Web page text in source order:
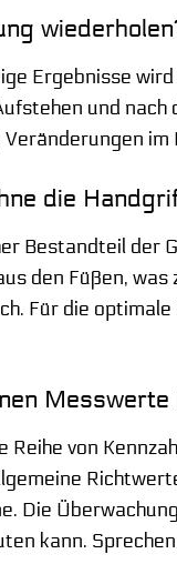
Ergebnisse
und
die
Bestandteil der
den Füßen,
Für die
Reihe von
Die
kann.